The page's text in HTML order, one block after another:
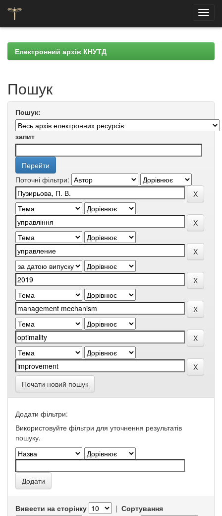
navigationЕлектронний архів КНУТД
Пошук
Пошук:
запит
Поточні фільтри:
Почати новий пошук
Додати фільтри:
Використовуйте фільтри для уточнення результатів
пошуку.
Вивести на сторінку | Сортування